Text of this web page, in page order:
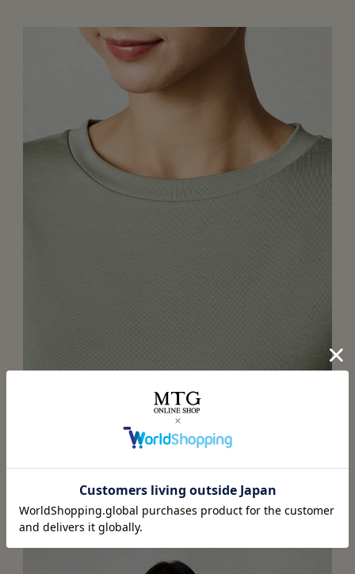
ゆとりのあるシルエットで快適な寝心地
寝返りを打っても気にならないようなシルエットを追求。